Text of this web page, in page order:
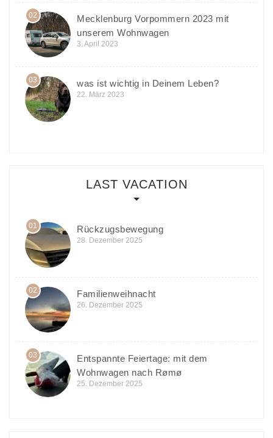
02
Mecklenburg Vorpommern 2023 mit
unserem Wohnwagen
3. April 2023
03 was ist wichtig in Deinem Leben?
22. März 2023
LAST VACATION
01 Rückzugsbewegung
28. Dezember 2025
02 Familienweihnacht
26. Dezember 2025
03
Entspannte Feiertage: mit dem
Wohnwagen nach Rømø
25. Dezember 2025